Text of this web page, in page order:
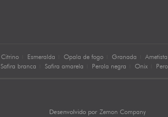
Citrino Esmeralda Opala de fogo Granada
Safira branca Safira amarela Perola negra Onix
Desenvolvido por Zemon Company